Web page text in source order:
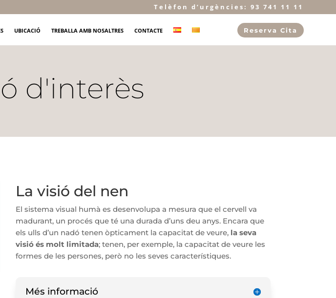
Telèfon d’urgències: 93 741 11 11
UBICACIÓ TREBALLA AMB NOSALTRES CONTACTE Reserva Cita
d'interès
La visió del nen
El sistema visual humà es desenvolupa a mesura que el cervell va
madurant, un procés que té una durada d’uns deu anys. Encara que
els ulls d’un nadó tenen òpticament la capacitat de veure, la seva
visió és molt limitada; tenen, per exemple, la capacitat de veure les
formes de les persones, però no les seves característiques.
Més informació